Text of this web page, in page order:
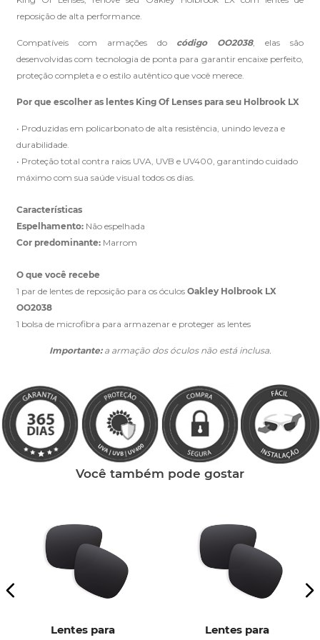
Clique aquie peça ajuda dos nossos especialistas.
reposição de alta performance.
Compatíveis com armações do código OO2038, elas são
desenvolvidas com tecnologia de ponta para garantir encaixe perfeito,
proteção completa e o estilo autêntico que você merece.
Por que escolher as lentes King Of Lenses para seu Holbrook LX
• Produzidas em policarbonato de alta resistência, unindo leveza e
durabilidade.
• Proteção total contra raios UVA, UVB e UV400, garantindo cuidado
máximo com sua saúde visual todos os dias.
Características
Espelhamento: Não espelhada
Cor predominante: Marrom
O que você recebe
1 par de lentes de reposição para os óculos Oakley Holbrook LX
OO2038
1 bolsa de microfibra para armazenar e proteger as lentes
Importante:a armação dos óculos não está inclusa.
Você também pode gostar
Lentes para
Lentes para